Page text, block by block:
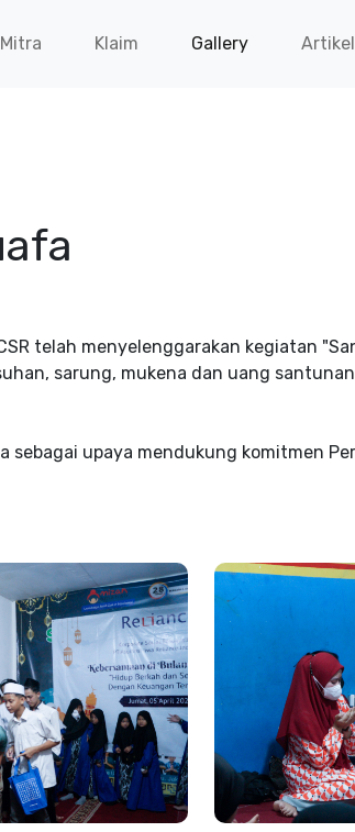
Mitra Klaim Gallery Artikel
telah menyelenggarakan kegiatan
sarung, mukena dan uang
upaya mendukung komitmen